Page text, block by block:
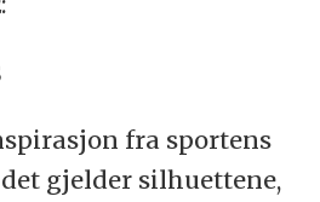
fra sportens
gjelder silhuettene,